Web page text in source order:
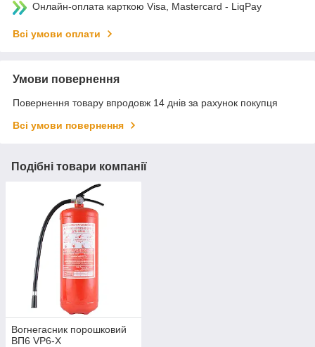
Онлайн-оплата карткою Visa, Mastercard - LiqPay
Всі умови оплати
Умови повернення
Повернення товару впродовж 14 днів за рахунок покупця
Всі умови повернення
Подібні товари компанії
Вогнегасник порошковий
ВП6 VP6-X